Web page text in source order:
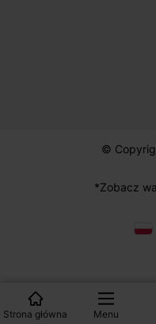
Strona główna Menu
©
*Zobacz